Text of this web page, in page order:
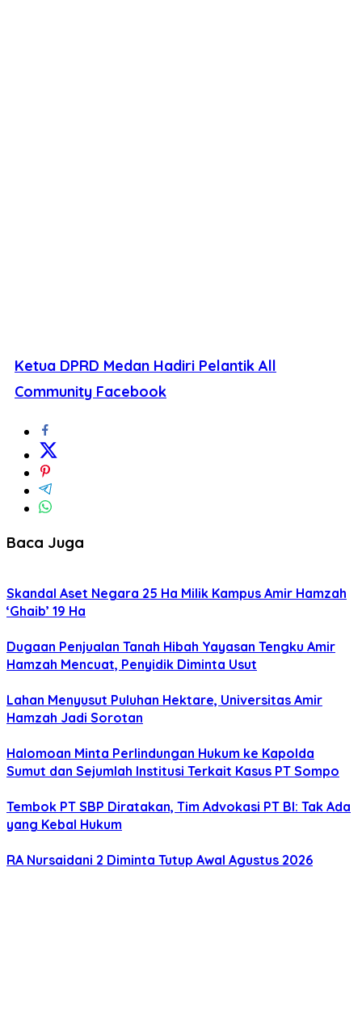
Ketua DPRD Medan Hadiri Pelantik All
Community Facebook
Baca Juga
Skandal Aset Negara 25 Ha Milik Kampus Amir Hamzah
‘Ghaib’ 19 Ha
Dugaan Penjualan Tanah Hibah Yayasan Tengku Amir
Hamzah Mencuat, Penyidik Diminta Usut
Lahan Menyusut Puluhan Hektare, Universitas Amir
Hamzah Jadi Sorotan
Halomoan Minta Perlindungan Hukum ke Kapolda
Sumut dan Sejumlah Institusi Terkait Kasus PT Sompo
Tembok PT SBP Diratakan, Tim Advokasi PT BI: Tak Ada
yang Kebal Hukum
RA Nursaidani 2 Diminta Tutup Awal Agustus 2026